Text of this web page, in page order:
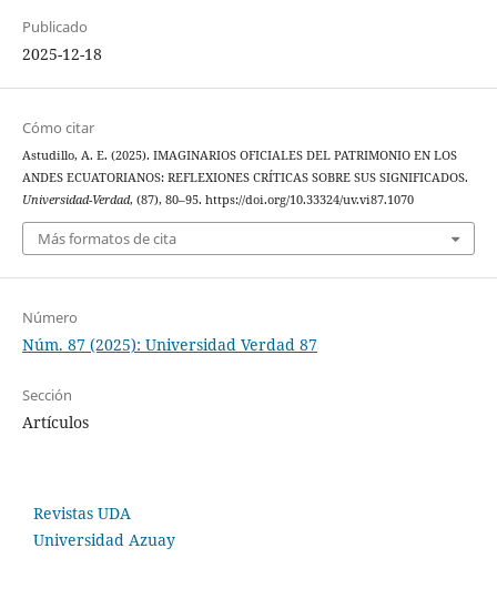
Publicado
2025-12-18
Cómo citar
Astudillo, A. E. (2025). IMAGINARIOS OFICIALES DEL PATRIMONIO EN LOS
ANDES ECUATORIANOS: REFLEXIONES CRÍTICAS SOBRE SUS SIGNIFICADOS.
Universidad-Verdad, (87), 80–95. https://doi.org/10.33324/uv.vi87.1070
Más formatos de cita
Número
Núm. 87 (2025): Universidad Verdad 87
Sección
Artículos
Revistas UDA
Universidad Azuay